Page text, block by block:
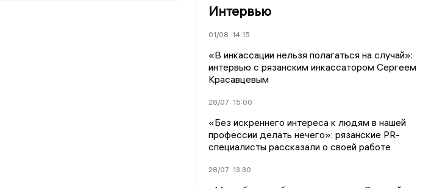
Интервью
01/08 14:15
«В инкассации нельзя полагаться на случай»:
интервью с рязанским инкассатором Сергеем
Красавцевым
28/07 15:00
«Без искреннего интереса к людям в нашей
профессии делать нечего»: рязанские PR-
специалисты рассказали о своей работе
28/07 13:30